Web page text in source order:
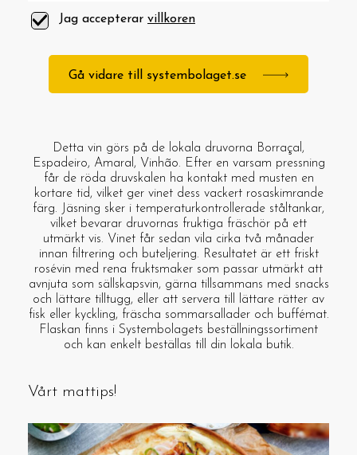
Jag accepterar villkoren
Gå vidare till systembolaget.se
Vårt mattips!
Detta vin görs på de lokala druvorna Borraçal,
Espadeiro, Amaral, Vinhão. Efter en varsam pressning
får de röda druvskalen ha kontakt med musten en
kortare tid, vilket ger vinet dess vackert rosaskimrande
färg. Jäsning sker i temperaturkontrollerade ståltankar,
vilket bevarar druvornas fruktiga fräschör på ett
utmärkt vis. Vinet får sedan vila cirka två månader
innan filtrering och buteljering. Resultatet är ett friskt
rosévin med rena fruktsmaker som passar utmärkt att
avnjuta som sällskapsvin, gärna tillsammans med snacks
och lättare tilltugg, eller att servera till lättare rätter av
fisk eller kyckling, fräscha sommarsallader och buffémat.
Flaskan finns i Systembolagets beställningssortiment
och kan enkelt beställas till din lokala butik.